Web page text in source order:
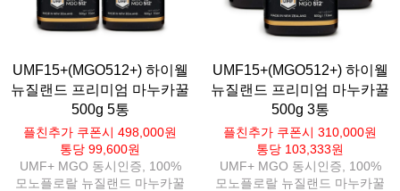
UMF15+(MGO512+) 하이웰
뉴질랜드 프리미엄 마누카꿀
500g 5통
플친추가 쿠폰시 498,000원
통당 99,600원
UMF+ MGO 동시인증, 100%
모노플로랄 뉴질랜드 마누카꿀
UMF15+(MGO512+) 하이웰
뉴질랜드 프리미엄 마누카꿀
500g 3통
플친추가 쿠폰시 310,000원
통당 103,333원
UMF+ MGO 동시인증, 100%
모노플로랄 뉴질랜드 마누카꿀